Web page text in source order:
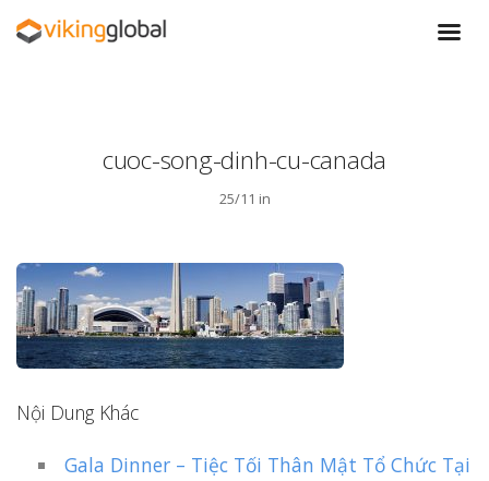
cuoc-song-dinh-cu-canada
25/11 in
Nội Dung Khác
Gala Dinner – Tiệc Tối Thân Mật Tổ Chức Tại